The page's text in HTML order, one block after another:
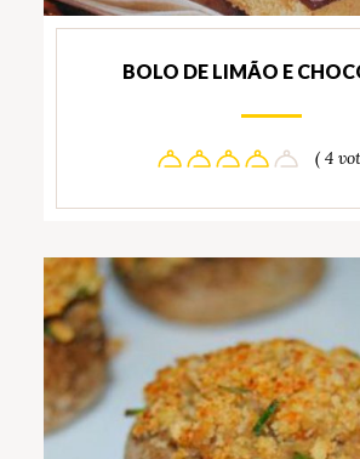
BOLO DE LIMÃO E
( 4